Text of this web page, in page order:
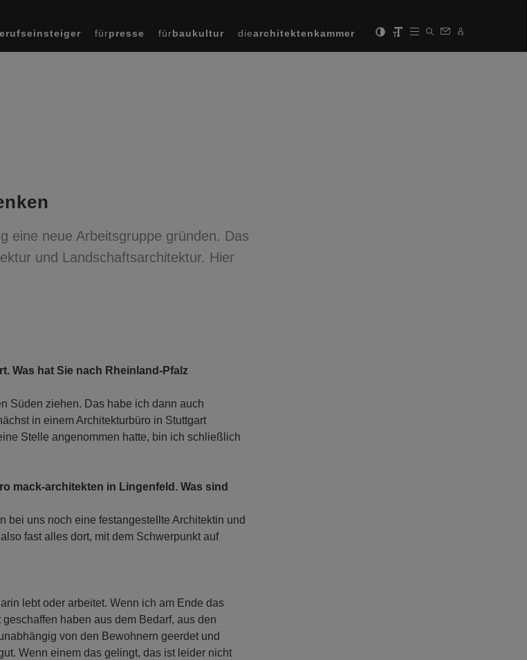
fürpresse fürbaukultur diearchitektenkammer
eine neue Arbeitsgruppe gründen. Das
und Landschaftsarchitektur. Hier
Was hat Sie nach Rheinland-Pfalz
Süden ziehen. Das habe ich dann auch
in einem Architekturbüro in Stuttgart
Stelle angenommen hatte, bin ich schließlich
mack-architekten in Lingenfeld. Was sind
bei uns noch eine festangestellte Architektin und
fast alles dort, mit dem Schwerpunkt auf
lebt oder arbeitet. Wenn ich am Ende das
haben aus dem Bedarf, aus den
von den Bewohnern geerdet und
Wenn einem das gelingt, das ist leider nicht